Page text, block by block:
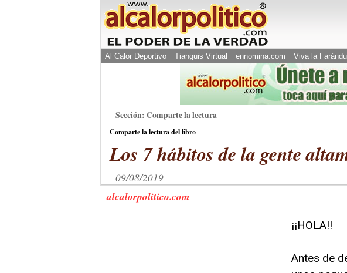
Al Calor Deportivo Tianguis Virtual ennomina.com Viva la
Sección: Comparte la lectura
Comparte la lectura del libro
Los 7 hábitos de la gente
09/08/2019
alcalorpolitico.com
¡¡HOLA!!
Antes de